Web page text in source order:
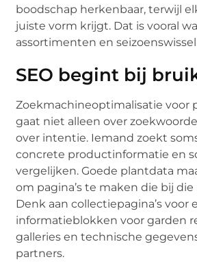
boodschap herkenbaar, terwijl
juiste vorm krijgt. Dat is vooral
assortimenten en
SEO begint bij
Zoekmachineoptimalisatie voor
gaat niet alleen over
over intentie. Iemand zoekt
concrete productinformatie en
vergelijken. Goede plantdata
om pagina’s te maken die bij
Denk aan collectiepagina’s voor
informatieblokken voor garden
galleries en technische
partners.